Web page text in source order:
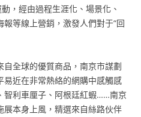
，經由過程生涯化、場景化、
等線上營銷，激發人們對于“回
全球的優質商品，南京市謀劃
近在非常熱絡的網購中感觸感
智利車厘子、阿根廷紅蝦……南京
本身上風，精選來自絲路伙伴